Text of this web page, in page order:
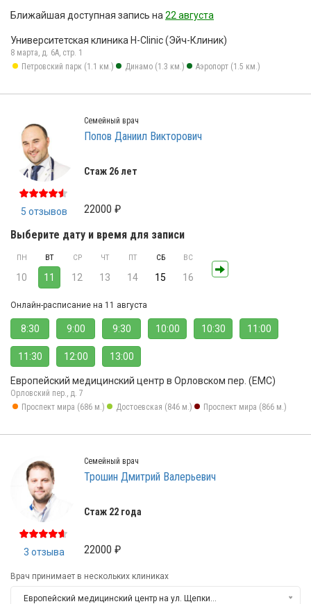
Ближайшая доступная запись на 22 августа
Университетская клиника H-Clinic (Эйч-Клиник)
8 марта, д. 6А, стр. 1
Петровский парк (1.1 км.)
Динамо (1.3 км.) Аэропорт (1.5 км.)
5 отзывов
Семейный врач
Попов Даниил Викторович
Стаж 26 лет
22000 ₽
Выберите дату и время для записи
ПН
10
ВТ
11
СР
12
ЧТ
13
ПТ
14
СБ
15
ВС
16
Онлайн-расписание на 11 августа
8:30 9:00 9:30 10:00 10:30 11:00
11:30 12:00 13:00
Европейский медицинский центр в Орловском пер. (ЕМС)
Орловский пер., д. 7
Проспект мира (686 м.)
Достоевская (846 м.) Проспект мира (866 м.)
3 отзыва
Семейный врач
Трошин Дмитрий Валерьевич
Стаж 22 года
22000 ₽
Врач принимает в нескольких клиниках
Европейский медицинский центр на ул. Щепкина (ЕМС)